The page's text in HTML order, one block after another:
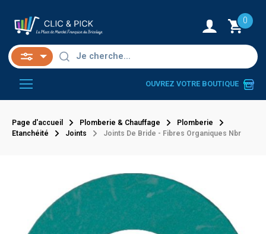
0
OUVREZ VOTRE BOUTIQUE
Page d'accueil Plomberie & Chauffage
Plomberie
Etanchéité
Joints Joints De Bride - Fibres Organiques Nbr